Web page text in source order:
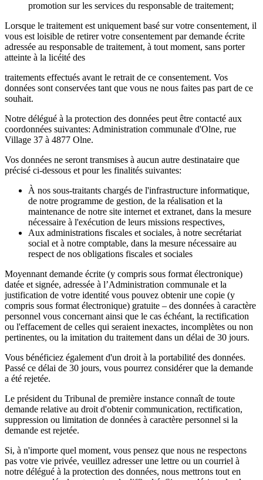
promotion sur les services du responsable de traitement;
Lorsque le traitement est uniquement basé sur votre consentement, il
vous est loisible de retirer votre consentement par demande écrite
adressée au responsable de traitement, à tout moment, sans porter
atteinte à la licéité des
traitements effectués avant le retrait de ce consentement. Vos
données sont conservées tant que vous ne nous faites pas part de ce
souhait.
Notre délégué à la protection des données peut être contacté aux
coordonnées suivantes: Administration communale d'Olne, rue
Village 37 à 4877 Olne.
Vos données ne seront transmises à aucun autre destinataire que
précisé ci-dessous et pour les finalités suivantes:
À nos sous-traitants chargés de l'infrastructure informatique,
de notre programme de gestion, de la réalisation et la
maintenance de notre site internet et extranet, dans la mesure
nécessaire à l'exécution de leurs missions respectives,
Aux administrations fiscales et sociales, à notre secrétariat
social et à notre comptable, dans la mesure nécessaire au
respect de nos obligations fiscales et sociales
Moyennant demande écrite (y compris sous format électronique)
datée et signée, adressée à l’Administration communale et la
justification de votre identité vous pouvez obtenir une copie (y
compris sous format électronique) gratuite – des données à caractère
personnel vous concernant ainsi que le cas échéant, la rectification
ou l'effacement de celles qui seraient inexactes, incomplètes ou non
pertinentes, ou la imitation du traitement dans un délai de 30 jours.
Vous bénéficiez également d'un droit à la portabilité des données.
Passé ce délai de 30 jours, vous pourrez considérer que la demande
a été rejetée.
Le président du Tribunal de première instance connaît de toute
demande relative au droit d'obtenir communication, rectification,
suppression ou limitation de données à caractère personnel si la
demande est rejetée.
Si, à n'importe quel moment, vous pensez que nous ne respectons
pas votre vie privée, veuillez adresser une lettre ou un courriel à
notre délégué à la protection des données, nous mettrons tout en